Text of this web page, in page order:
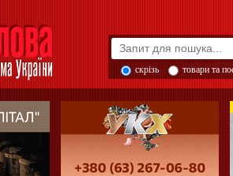
скрізь товари та